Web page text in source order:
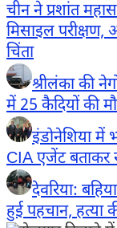
चीन ने प्रशांत
मिसाइल परीक्षण,
चिंता
श्रीलंका की
में 25 कैदियों की
इंडोनेशिया में
CIA एजेंट बताकर
देवरिया:
हुई पहचान,